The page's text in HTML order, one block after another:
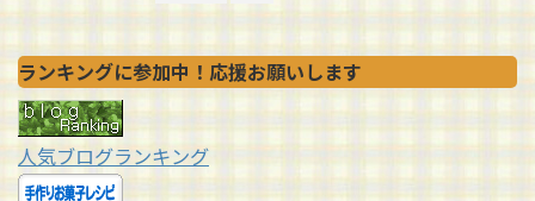
ランキングに参加中！応援お願いします
人気ブログランキング